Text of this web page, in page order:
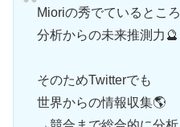
Mioriの秀でているとこ
分析からの未来推測力🔮
そのためTwitterでも
世界からの情報収集🌎